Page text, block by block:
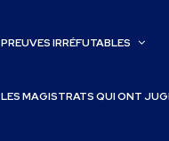
PREUVES IRRÉFUTABLES
LES MAGISTRATS QUI ONT